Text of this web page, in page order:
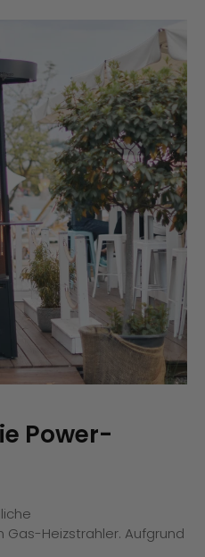
Power-
Gas-Heizstrahler. Aufgrund